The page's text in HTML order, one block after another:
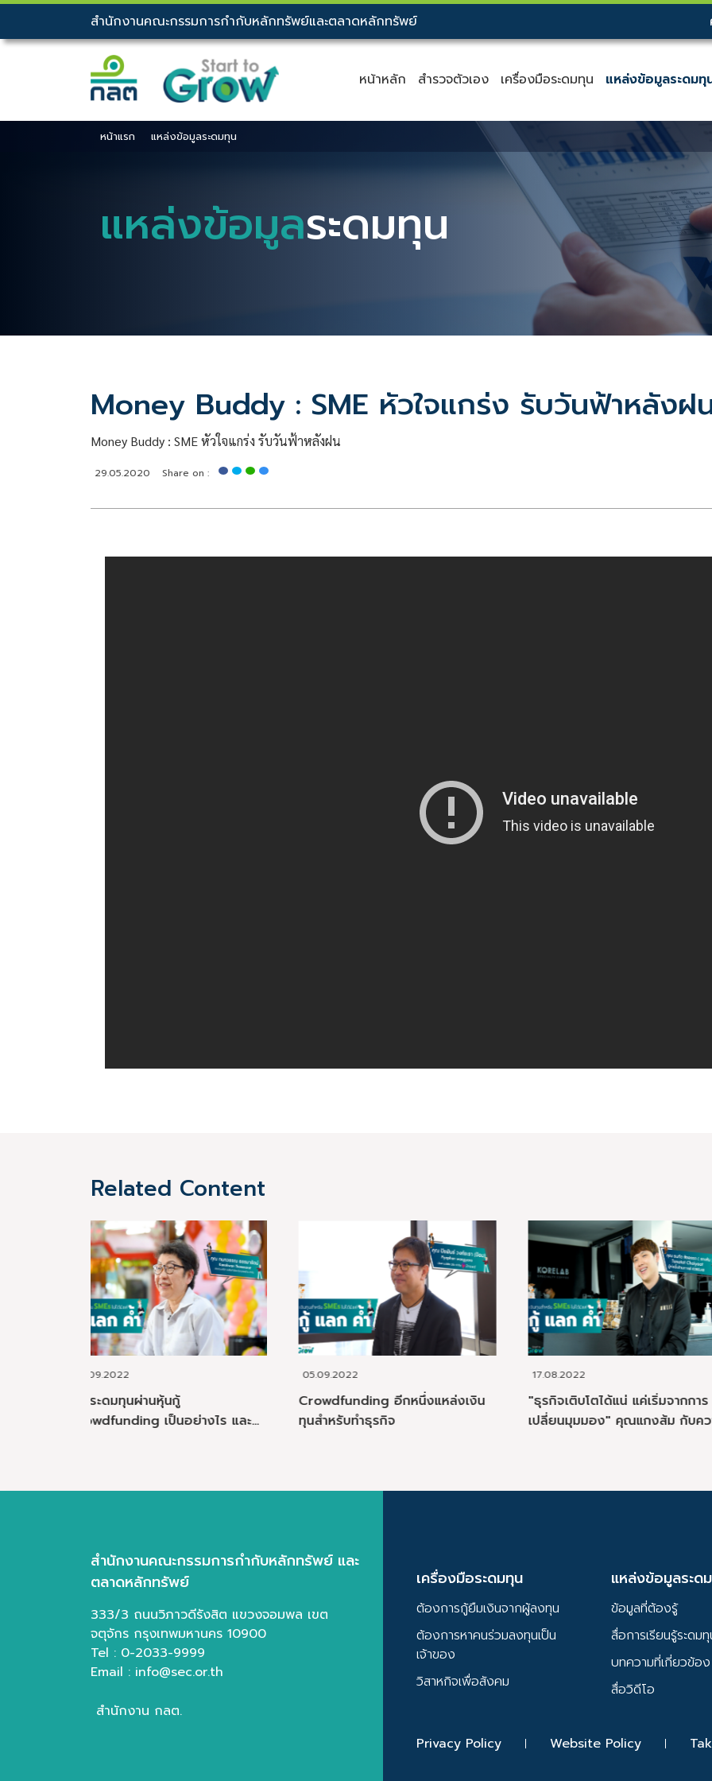
สำนักงานคณะกรรมการกำกับหลักทรัพย์และตลาดหลักทรัพย์
หน้าหลัก สำรวจตัวเอง เครื่องมือระดมทุน แหล่งข้อมูลระดมทุ
หน้าแรก แหล่งข้อมูลระดมทุน
แหล่งข้อมูลระดมทุน
Money Buddy : SME หัวใจแกร่ง รับวันฟ้าหลังฝ
Money Buddy : SME หัวใจแกร่ง รับวันฟ้าหลังฝน
29.05.2020 Share on :
Related Content
05.09.2022
Crowdfunding อีกหนึ่งแหล่งเงิน
ทุนสำหรับทำธุรกิจ
17.08.2022
"ธุรกิจเติบโตได้แน่ แค่เริ่มจากการ
เปลี่ยนมุมมอง" คุณแกงส้ม กับความ
17.08.2022
เคล็ดลับการระดมทุนผ่านต
พร้อมคำแนะนำสำหรับ
สำนักงานคณะกรรมการกำกับหลักทรัพย์ และ
ตลาดหลักทรัพย์
333/3 ถนนวิภาวดีรังสิต แขวงจอมพล เขต
จตุจักร กรุงเทพมหานคร 10900
Tel : 0-2033-9999
Email : info@sec.or.th
สำนักงาน กลต.
เครื่องมือระดมทุน
ต้องการกู้ยืมเงินจากผู้ลงทุน
ต้องการหาคนร่วมลงทุนเป็น
เจ้าของ
วิสาหกิจเพื่อสังคม
แหล่งข้อมูลระด
ข้อมูลที่ต้องรู้
สื่อการเรียนรู้ระดม
บทความที่เกี่ยวข้อง
สื่อวิดีโอ
Privacy Policy Website Policy